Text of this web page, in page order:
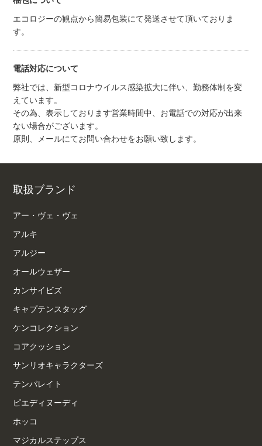
エコロジーの観点から簡易包装にて発送させて頂いておりま
す。
電話対応について
弊社では、新型コロナウイルス感染拡大に伴い、勤務体制を変
えています。
その為、表示しております営業時間中、お電話での対応が出来
ない場合がございます。
原則、メールにてお問い合わせをお願い致します。
取扱ブランド
アー・ヴェ・ヴェ
アルキ
アルジー
オールウェザー
カンサイビズ
キャプテンスタッグ
ケンコレクション
コアクッション
サンリオキャラクターズ
テンパレイト
ピエディヌーディ
ホッコ
マジカルステップス